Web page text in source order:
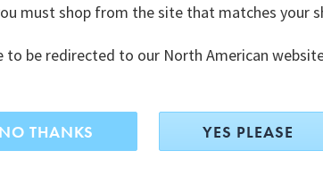
must shop from the site that matches your
to be redirected to our North American
NO THANKS YES PLEASE